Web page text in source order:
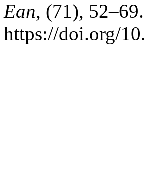
Ean, (71), 52–69.
https://doi.org/